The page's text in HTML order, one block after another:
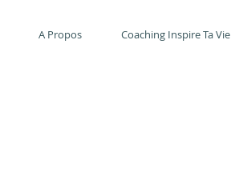
A Propos Coaching Inspire Ta Vie